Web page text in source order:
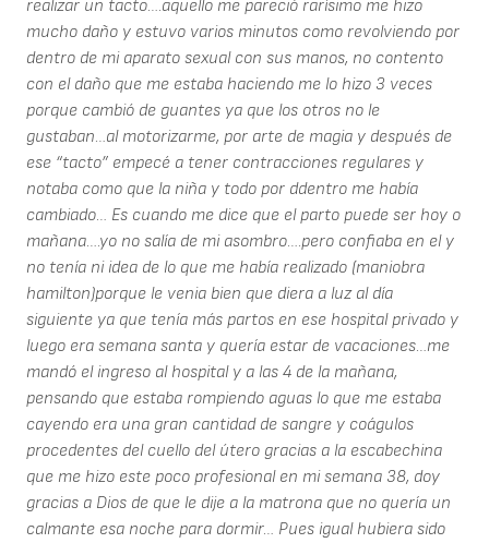
realizar un tacto….aquello me pareció rarísimo me hizo
mucho daño y estuvo varios minutos como revolviendo por
dentro de mi aparato sexual con sus manos, no contento
con el daño que me estaba haciendo me lo hizo 3 veces
porque cambió de guantes ya que los otros no le
gustaban…al motorizarme, por arte de magia y después de
ese “tacto” empecé a tener contracciones regulares y
notaba como que la niña y todo por ddentro me había
cambiado… Es cuando me dice que el parto puede ser hoy o
mañana….yo no salía de mi asombro….pero confiaba en el y
no tenía ni idea de lo que me había realizado (maniobra
hamilton)porque le venia bien que diera a luz al día
siguiente ya que tenía más partos en ese hospital privado y
luego era semana santa y quería estar de vacaciones…me
mandó el ingreso al hospital y a las 4 de la mañana,
pensando que estaba rompiendo aguas lo que me estaba
cayendo era una gran cantidad de sangre y coágulos
procedentes del cuello del útero gracias a la escabechina
que me hizo este poco profesional en mi semana 38, doy
gracias a Dios de que le dije a la matrona que no quería un
calmante esa noche para dormir… Pues igual hubiera sido